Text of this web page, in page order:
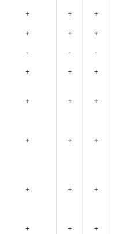
+ + +
+ + +
- - -
+ + +
+ + +
+ + +
+ + +
+ + +